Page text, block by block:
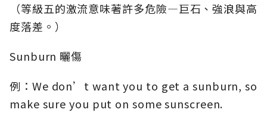
（等級五的激流意味著許多危險—巨石、強浪與高
度落差。）
Sunburn 曬傷
例：We don’t want you to get a sunburn, so
make sure you put on some sunscreen.